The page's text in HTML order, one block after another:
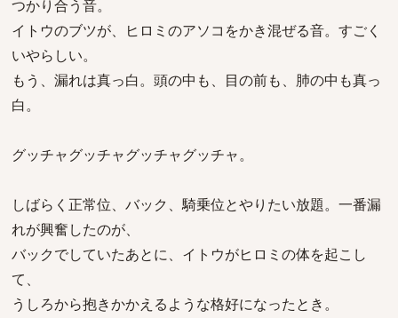
つかり合う音。
イトウのブツが、ヒロミのアソコをかき混ぜる音。すごく
いやらしい。
もう、漏れは真っ白。頭の中も、目の前も、肺の中も真っ
白。
グッチャグッチャグッチャグッチャ。
しばらく正常位、バック、騎乗位とやりたい放題。一番漏
れが興奮したのが、
バックでしていたあとに、イトウがヒロミの体を起こし
て、
うしろから抱きかかえるような格好になったとき。